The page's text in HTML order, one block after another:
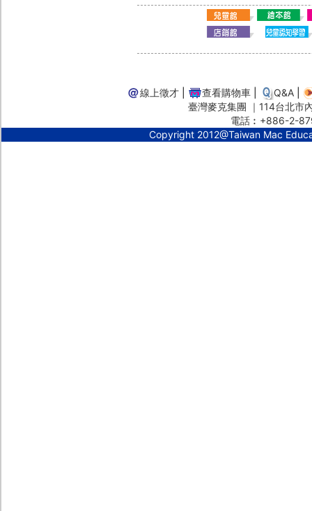
線上徵才 查看購物車 Q&A
臺灣麥克集團 ｜114台北
電話︰+886-2-
Copyright 2012@Taiwan Mac